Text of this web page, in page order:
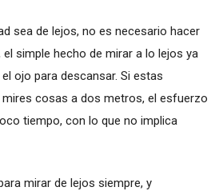
sea de lejos, no es necesario hacer
simple hecho de mirar a lo lejos ya
ojo para descansar. Si estas
mires cosas a dos metros, el esfuerzo
tiempo, con lo que no implica
mirar de lejos siempre, y